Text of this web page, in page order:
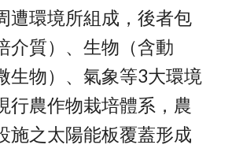
遭環境所組成，後者包
介質）、生物（含動
生物）、氣象等3大環境
行農作物栽培體系，農
施之太陽能板覆蓋形成